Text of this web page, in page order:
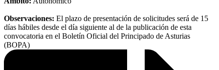
Observaciones: El plazo de presentación de solicitudes será de 15
días hábiles desde el día siguiente al de la publicación de esta
convocatoria en el Boletín Oficial del Principado de Asturias
(BOPA)